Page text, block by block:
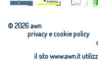
© 2026 awn
privacy e cookie policy
il sito www.awn.it